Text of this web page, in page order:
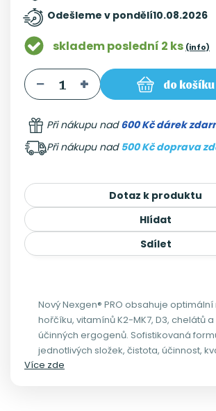
Odešleme v pondělí10.08.2026
skladem poslední 2 ks (info)
do košíku
Při nákupu nad600 Kč dárek
Při nákupu nad 500 Kč doprava
Dotaz k produktu
Hlídat
Sdílet
Nový Nexgen® PRO obsahuje
hořčíku, vitamínů K2-MK7, D3, chelátů
účinných ergogenů. Sofistikovaná
jednotlivých složek, čistota, účinnost,
minimum pojiv (volně ložený, nelepený
Více zde